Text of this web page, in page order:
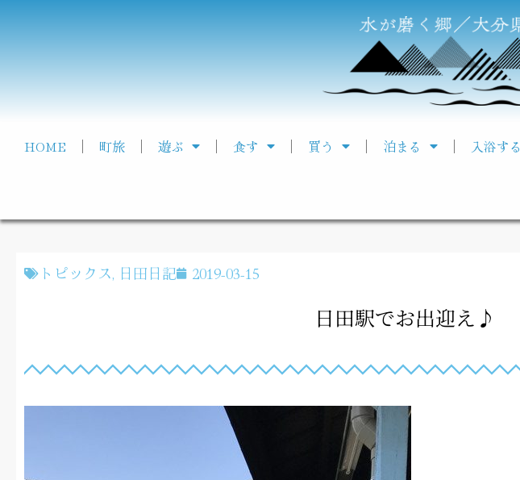
HOME 町旅 遊ぶ 食す 買う 泊まる 入浴する
トピックス, 日田日記 2019-03-15
日田駅でお出迎え♪